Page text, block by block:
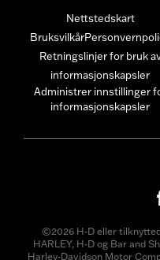
Nettstedskart
Bruksvilkår
Retningslinjer for bruk
informasjonskapsler
Administrer innstillinger
informasjonskapsler
©2026 H-D eller
HARLEY, H-D og Bar and
Harley-Davidson Motor